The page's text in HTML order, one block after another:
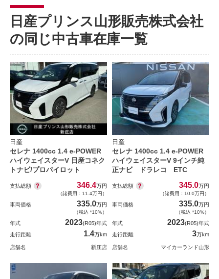
日産プリンス山形販売株式会社
の同じ中古車在庫一覧
日産
セレナ 1400cc 1.4 e-POWER
ハイウェイスターV 日産コネク
トナビ/プロパイロット
支払総額 346.4万円
（諸費用：11.4万円）
車両価格 335.0万円
（税込 *10%）
年式 2023(R05)年式
走行距離
1.4万km
店舗名 新庄店
日産
セレナ 1400cc 1.4 e-POWER
ハイウェイスターV 9インチ純
正ナビ ドラレコ ETC
支払総額 345.0万円
（諸費用：10.0万円）
車両価格 335.0万円
（税込 *10%）
年式 2023(R05)年式
走行距離
3万km
店舗名 マイカーランド山形